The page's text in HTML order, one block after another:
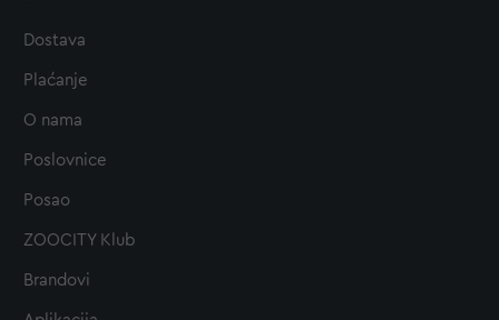
Dostava
Plaćanje
O nama
Poslovnice
Posao
ZOOCITY Klub
Brandovi